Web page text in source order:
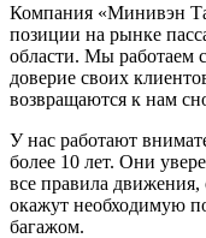
Компания «Минивэн
позиции на рынке
области. Мы работаем
доверие своих
возвращаются к нам
У нас работают
более 10 лет. Они
все правила движения,
окажут необходимую
багажом.